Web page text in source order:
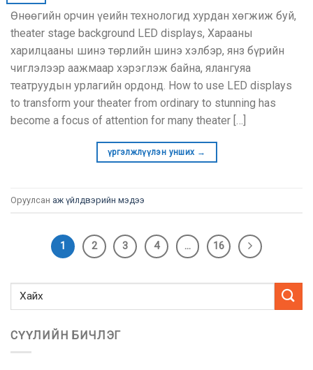
СҮҮЛИЙН БИЧЛЭГ
Өнөөгийн орчин үеийн технологид хурдан хөгжиж буй,
theater stage background LED displays, Харааны
харилцааны шинэ төрлийн шинэ хэлбэр, янз бүрийн
чиглэлээр аажмаар хэрэглэж байна, ялангуяа
театруудын урлагийн ордонд. How to use LED displays
to transform your theater from ordinary to stunning has
become a focus of attention for many theater […]
үргэлжлүүлэн унших →
Оруулсан аж үйлдвэрийн мэдээ
1 2 3 4 … 16